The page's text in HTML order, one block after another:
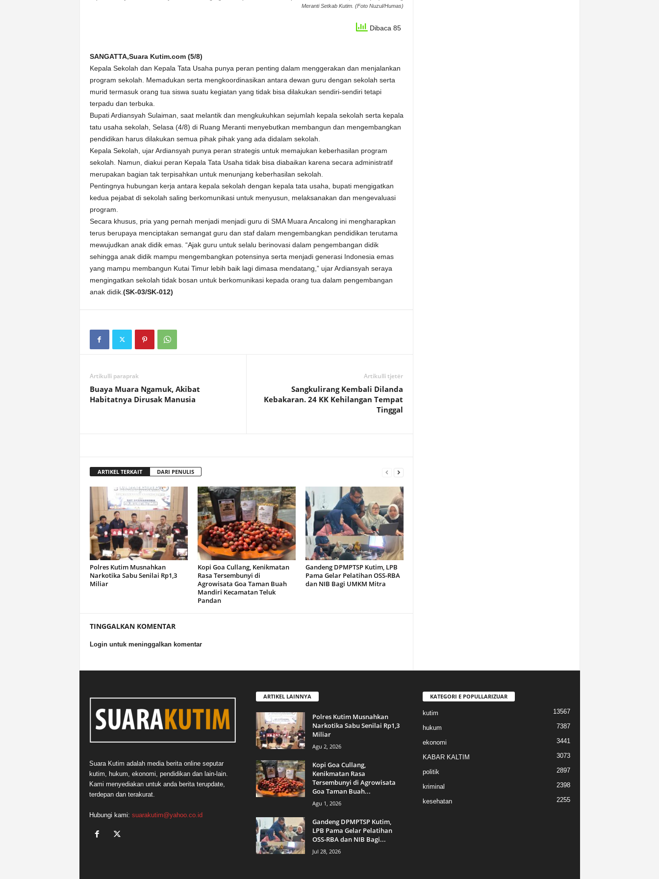
Meranti Setkab Kutim. (Foto Nuzul/Humas)
Dibaca 85
SANGATTA,Suara Kutim.com (5/8)
Kepala Sekolah dan Kepala Tata Usaha punya peran penting dalam menggerakan dan menjalankan
program sekolah. Memadukan serta mengkoordinasikan antara dewan guru dengan sekolah serta
murid termasuk orang tua siswa suatu kegiatan yang tidak bisa dilakukan sendiri-sendiri tetapi
terpadu dan terbuka.
Bupati Ardiansyah Sulaiman, saat melantik dan mengkukuhkan sejumlah kepala sekolah serta kepala
tatu usaha sekolah, Selasa (4/8) di Ruang Meranti menyebutkan membangun dan mengembangkan
pendidikan harus dilakukan semua pihak pihak yang ada didalam sekolah.
Kepala Sekolah, ujar Ardiansyah punya peran strategis untuk memajukan keberhasilan program
sekolah. Namun, diakui peran Kepala Tata Usaha tidak bisa diabaikan karena secara administratif
merupakan bagian tak terpisahkan untuk menunjang keberhasilan sekolah.
Pentingnya hubungan kerja antara kepala sekolah dengan kepala tata usaha, bupati mengigatkan
kedua pejabat di sekolah saling berkomunikasi untuk menyusun, melaksanakan dan mengevaluasi
program.
Secara khusus, pria yang pernah menjadi menjadi guru di SMA Muara Ancalong ini mengharapkan
terus berupaya menciptakan semangat guru dan staf dalam mengembangkan pendidikan terutama
mewujudkan anak didik emas. “Ajak guru untuk selalu berinovasi dalam pengembangan didik
sehingga anak didik mampu mengembangkan potensinya serta menjadi generasi Indonesia emas
yang mampu membangun Kutai Timur lebih baik lagi dimasa mendatang,” ujar Ardiansyah seraya
mengingatkan sekolah tidak bosan untuk berkomunikasi kepada orang tua dalam pengembangan
anak didik. (SK-03/SK-012)
Artikulli paraprak
Buaya Muara Ngamuk, Akibat
Habitatnya Dirusak Manusia
Artikulli tjetër
Sangkulirang Kembali Dilanda
Kebakaran. 24 KK Kehilangan Tempat
Tinggal
ARTIKEL TERKAIT DARI PENULIS
Polres Kutim Musnahkan
Narkotika Sabu Senilai Rp1,3
Miliar
Kopi Goa Cullang, Kenikmatan
Rasa Tersembunyi di
Agrowisata Goa Taman Buah
Mandiri Kecamatan Teluk
Pandan
Gandeng DPMPTSP Kutim, LPB
Pama Gelar Pelatihan OSS-RBA
dan NIB Bagi UMKM Mitra
TINGGALKAN KOMENTAR
Login untuk meninggalkan komentar
Suara Kutim adalah media berita online seputar
kutim, hukum, ekonomi, pendidikan dan lain-lain.
Kami menyediakan untuk anda berita terupdate,
terdepan dan terakurat.
Hubungi kami: suarakutim@yahoo.co.id
ARTIKEL LAINNYA
Polres Kutim Musnahkan
Narkotika Sabu Senilai Rp1,3
Miliar
Agu 2, 2026
Kopi Goa Cullang,
Kenikmatan Rasa
Tersembunyi di Agrowisata
Goa Taman Buah...
Agu 1, 2026
Gandeng DPMPTSP Kutim,
LPB Pama Gelar Pelatihan
OSS-RBA dan NIB Bagi...
Jul 28, 2026
KATEGORI E POPULLARIZUAR
kutim 13567
hukum 7387
ekonomi 3441
KABAR KALTIM 3073
politik 2897
kriminal 2398
kesehatan 2255